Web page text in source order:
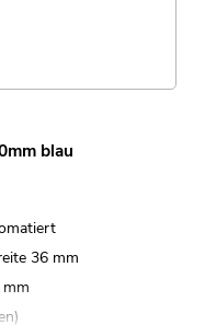
blau
36 mm